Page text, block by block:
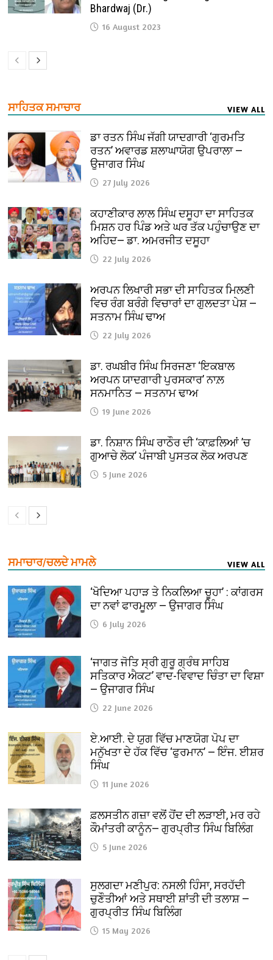
Bhardwaj (Dr.)
16 August 2023
ਸਾਹਿਤਕ ਸਮਾਚਾਰ VIEW ALL
ਡਾ ਰਤਨ ਸਿੰਘ ਜੱਗੀ ਯਾਦਗਾਰੀ ‘ਗੁਰਮਤਿ
ਰਤਨ’ ਅਵਾਰਡ ਸ਼ਲਾਘਾਯੋਗ ਉਪਰਾਲਾ —
ਉਜਾਗਰ ਸਿੰਘ
27 July 2026
ਕਹਾਣੀਕਾਰ ਲਾਲ ਸਿੰਘ ਦਸੂਹਾ ਦਾ ਸਾਹਿਤਕ
ਮਿਸ਼ਨ ਹਰ ਪਿੰਡ ਅਤੇ ਘਰ ਤੱਕ ਪਹੁੰਚਾਉਣ ਦਾ
ਅਹਿਦ— ਡਾ. ਅਮਰਜੀਤ ਦਸੂਹਾ
22 July 2026
ਅਰਪਨ ਲਿਖਾਰੀ ਸਭਾ ਦੀ ਸਾਹਿਤਕ ਮਿਲਣੀ
ਵਿਚ ਰੰਗ ਬਰੰਗੇ ਵਿਚਾਰਾਂ ਦਾ ਗੁਲਦਤਾ ਪੇਸ਼ —
ਸਤਨਾਮ ਸਿੰਘ ਢਾਅ
22 July 2026
ਡਾ. ਰਘਬੀਰ ਸਿੰਘ ਸਿਰਜਣਾ ‘ਇਕਬਾਲ
ਅਰਪਨ ਯਾਦਗਾਰੀ ਪੁਰਸਕਾਰ’ ਨਾਲ਼
ਸਨਮਾਨਿਤ — ਸਤਨਾਮ ਢਾਅ
19 June 2026
ਡਾ. ਨਿਸ਼ਾਨ ਸਿੰਘ ਰਾਠੌਰ ਦੀ ‘ਕਾਫ਼ਲਿਆਂ ’ਚ
ਗੁਆਚੇ ਲੋਕ’ ਪੰਜਾਬੀ ਪੁਸਤਕ ਲੋਕ ਅਰਪਣ
5 June 2026
ਸਮਾਚਾਰ/ਚਲਦੇ ਮਾਮਲੇ VIEW ALL
‘ਖੋਦਿਆ ਪਹਾੜ ਤੇ ਨਿਕਲਿਆ ਚੂਹਾ’ : ਕਾਂਗਰਸ
ਦਾ ਨਵਾਂ ਫਾਰਮੂਲਾ — ਉਜਾਗਰ ਸਿੰਘ
6 July 2026
‘ਜਾਗਤ ਜੋਤਿ ਸ੍ਰੀ ਗੁਰੂ ਗ੍ਰੰਥ ਸਾਹਿਬ
ਸਤਿਕਾਰ ਐਕਟ’ ਵਾਦ-ਵਿਵਾਦ ਚਿੰਤਾ ਦਾ ਵਿਸ਼ਾ
— ਉਜਾਗਰ ਸਿੰਘ
22 June 2026
ਏ.ਆਈ. ਦੇ ਯੁਗ ਵਿੱਚ ਮਾਣਯੋਗ ਪੋਪ ਦਾ
ਮਨੁੱਖਤਾ ਦੇ ਹੱਕ ਵਿੱਚ ‘ਫੁਰਮਾਨ’ — ਇੰਜ. ਈਸ਼ਰ
ਸਿੰਘ
11 June 2026
ਫ਼ਲਸਤੀਨ ਗਜ਼ਾ ਵਲੋਂ ਹੋਂਦ ਦੀ ਲੜਾਈ, ਮਰ ਰਹੇ
ਕੌਮਾਂਤਰੀ ਕਾਨੂੰਨ— ਗੁਰਪ੍ਰੀਤ ਸਿੰਘ ਬਿਲਿੰਗ
5 June 2026
ਸੁਲਗਦਾ ਮਣੀਪੁਰ: ਨਸਲੀ ਹਿੰਸਾ, ਸਰਹੱਦੀ
ਚੁਣੌਤੀਆਂ ਅਤੇ ਸਥਾਈ ਸ਼ਾਂਤੀ ਦੀ ਤਲਾਸ਼ —
ਗੁਰਪ੍ਰੀਤ ਸਿੰਘ ਬਿਲਿੰਗ
15 May 2026